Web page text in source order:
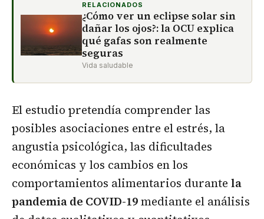
RELACIONADOS
¿Cómo ver un eclipse solar sin
dañar los ojos?: la OCU explica
qué gafas son realmente
seguras
Vida saludable
El estudio pretendía comprender las
posibles asociaciones entre el estrés, la
angustia psicológica, las dificultades
económicas y los cambios en los
comportamientos alimentarios durante la
pandemia de COVID-19mediante el análisis